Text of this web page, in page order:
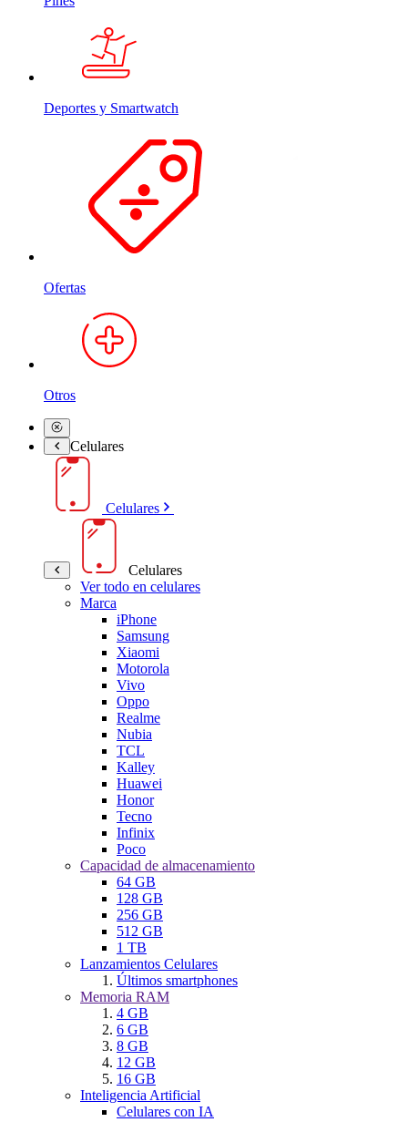
Deportes y Smartwatch
Ofertas
Otros
Celulares
Celulares
Celulares
Ver todo en celulares
Marca
iPhone
Samsung
Xiaomi
Motorola
Vivo
Oppo
Realme
Nubia
TCL
Kalley
Huawei
Honor
Tecno
Infinix
Poco
Capacidad de almacenamiento
64 GB
128 GB
256 GB
512 GB
1 TB
Lanzamientos Celulares
Últimos smartphones
Memoria RAM
4 GB
6 GB
8 GB
12 GB
16 GB
Inteligencia Artificial
Celulares con IA